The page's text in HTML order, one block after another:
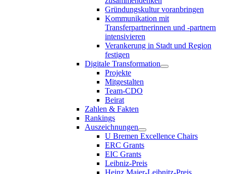
Gründungskultur voranbringen
Kommunikation mit
Transferpartnerinnen und -partnern
intensivieren
Verankerung in Stadt und Region
festigen
Digitale Transformation
Projekte
Mitgestalten
Team-CDO
Beirat
Zahlen & Fakten
Rankings
Auszeichnungen
U Bremen Excellence Chairs
ERC Grants
EIC Grants
Leibniz-Preis
Heinz Maier-Leibnitz-Preis